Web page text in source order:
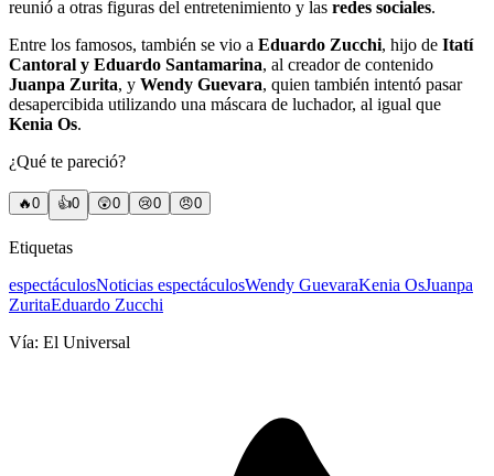
reunió a otras figuras del entretenimiento y las redes sociales.
Entre los famosos, también se vio a Eduardo Zucchi, hijo de Itatí
Cantoral y Eduardo Santamarina, al creador de contenido
Juanpa Zurita, y Wendy Guevara, quien también intentó pasar
desapercibida utilizando una máscara de luchador, al igual que
Kenia Os.
¿Qué te pareció?
🔥0 👍0 😲0 😢0 😠0
Etiquetas
espectáculosNoticias espectáculosWendy GuevaraKenia OsJuanpa
ZuritaEduardo Zucchi
Vía: El Universal